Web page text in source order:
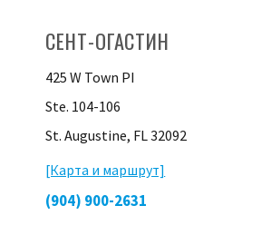
СЕНТ-ОГАСТИН
425 W Town PI
Ste. 104-106
St. Augustine, FL 32092
[Карта и маршрут]
(904) 900-2631